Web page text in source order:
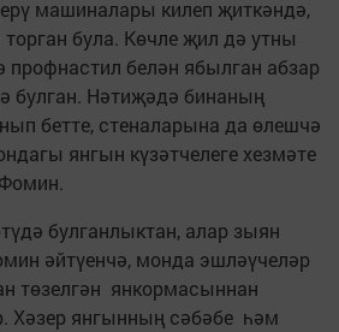
машиналары килеп җиткәндә,
була. Көчле җил дә утны
профнастил белән ябылган абзар
булган. Нәтиҗәдә бинаның
бетте, стеналарына да өлешчә
янгын күзәтчелеге хезмәте
булганлыктан, алар зыян
әйтүенчә, монда эшләүчеләр
төзелгән янкормасыннан
Хәзер янгынның сәбәбе һәм